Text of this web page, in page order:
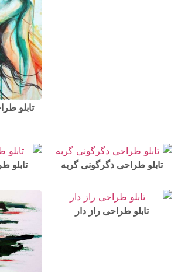
تابلو
تابلو طراحی دگرگونی گربه تابلو
تابلو طراحی راز دار